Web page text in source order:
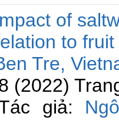
of
to
Tre,
(2022)
giả: